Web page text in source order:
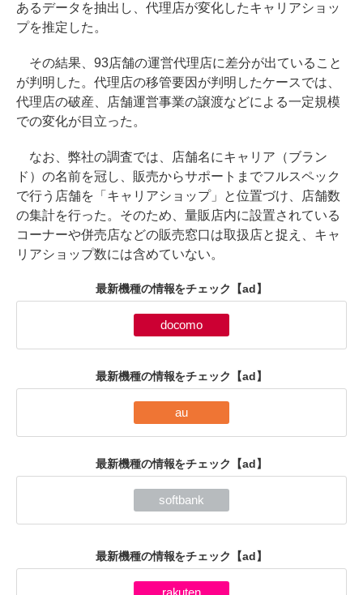
あるデータを抽出し、代理店が変化したキャリアショッ
プを推定した。
その結果、93店舗の運営代理店に差分が出ていること
が判明した。代理店の移管要因が判明したケースでは、
代理店の破産、店舗運営事業の譲渡などによる一定規模
での変化が目立った。
なお、弊社の調査では、店舗名にキャリア（ブラン
ド）の名前を冠し、販売からサポートまでフルスペック
で行う店舗を「キャリアショップ」と位置づけ、店舗数
の集計を行った。そのため、量販店内に設置されている
コーナーや併売店などの販売窓口は取扱店と捉え、キャ
リアショップ数には含めていない。
最新機種の情報をチェック 【ad】
docomo
最新機種の情報をチェック 【ad】
au
最新機種の情報をチェック 【ad】
softbank
最新機種の情報をチェック 【ad】